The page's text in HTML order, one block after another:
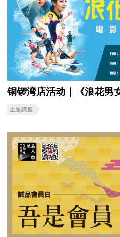
铜锣湾店活动｜《浪花男
主題講座